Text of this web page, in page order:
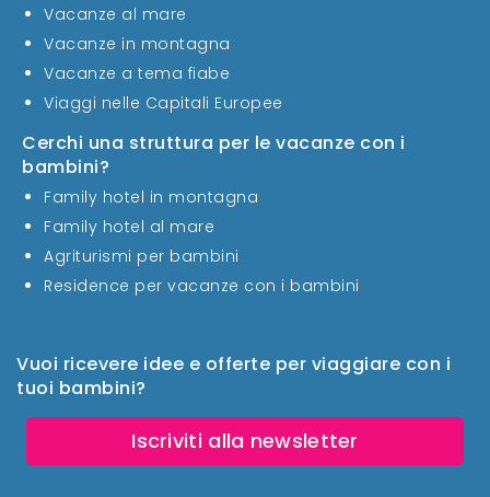
Vuoi ricevere idee e offerte per viaggiare con i
tuoi bambini?
Iscriviti alla newsletter
Vacanze al mare
Vacanze in montagna
Vacanze a tema fiabe
Viaggi nelle Capitali Europee
Cerchi una struttura per le vacanze con i
bambini?
Family hotel in montagna
Family hotel al mare
Agriturismi per bambini
Residence per vacanze con i bambini